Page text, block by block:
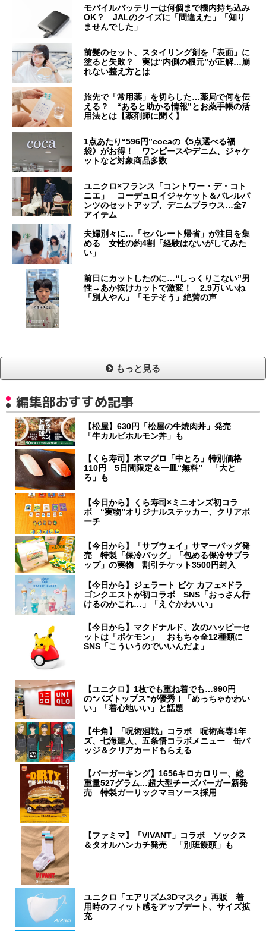
モバイルバッテリーは何個まで機内持ち込み
OK？ JALのクイズに「間違えた」「知り
ませんでした」
前髪のセット、スタイリング剤を「表面」に
塗ると失敗？ 実は“内側の根元”が正解…崩
れない整え方とは
旅先で「常用薬」を切らした…薬局で何を伝
える？ “あると助かる情報”とお薬手帳の活
用法とは【薬剤師に聞く】
1点あたり“596円”cocaの《5点選べる福
袋》がお得！ ワンピースやデニム、ジャケ
ットなど対象商品多数
ユニクロ×フランス「コントワー・デ・コト
ニエ」 コーデュロイジャケット＆バレルパ
ンツのセットアップ、デニムブラウス…全7
アイテム
夫婦別々に…「セパレート帰省」が注目を集
める 女性の約4割「経験はないがしてみた
い」
前日にカットしたのに…“しっくりこない”男
性→あか抜けカットで激変！ 2.9万いいね
「別人やん」「モテそう」絶賛の声
もっと見る
編集部おすすめ記事
【松屋】630円「松屋の牛焼肉丼」発売
「牛カルビホルモン丼」も
【くら寿司】本マグロ「中とろ」特別価格
110円 5日間限定＆一皿“無料” 「大と
ろ」も
【今日から】くら寿司×ミニオンズ初コラ
ボ “実物”オリジナルステッカー、クリアポ
ーチ
【今日から】「サブウェイ」サマーバッグ発
売 特製「保冷バッグ」「包める保冷サブラ
ップ」の実物 割引チケット3500円封入
【今日から】ジェラート ピケ カフェ×ドラ
ゴンクエストが初コラボ SNS「おっさん行
けるのかこれ…」「えぐかわいい」
【今日から】マクドナルド、次のハッピーセ
ットは「ポケモン」 おもちゃ全12種類に
SNS「こういうのでいいんだよ」
【ユニクロ】1枚でも重ね着でも…990円
の“バズトップス”が優秀！「めっちゃかわい
い」「着心地いい」と話題
【牛角】「呪術廻戦」コラボ 呪術高専1年
ズ、七海建人、五条悟コラボメニュー 缶バ
ッジ＆クリアカードもらえる
【バーガーキング】1656キロカロリー、総
重量527グラム…超大型チーズバーガー新発
売 特製ガーリックマヨソース採用
【ファミマ】「VIVANT」コラボ ソックス
＆タオルハンカチ発売 「別班饅頭」も
ユニクロ「エアリズム3Dマスク」再販 着
用時のフィット感をアップデート、サイズ拡
充